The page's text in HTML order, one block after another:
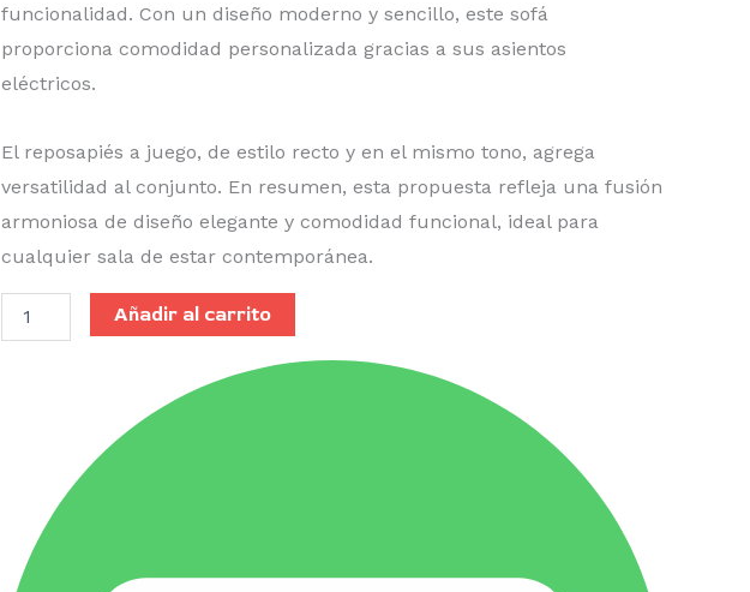
funcionalidad. Con un diseño moderno y sencillo, este sofá
proporciona comodidad personalizada gracias a sus asientos
eléctricos.
El reposapiés a juego, de estilo recto y en el mismo tono, agrega
versatilidad al conjunto. En resumen, esta propuesta refleja una fusión
armoniosa de diseño elegante y comodidad funcional, ideal para
cualquier sala de estar contemporánea.
Añadir al carrito